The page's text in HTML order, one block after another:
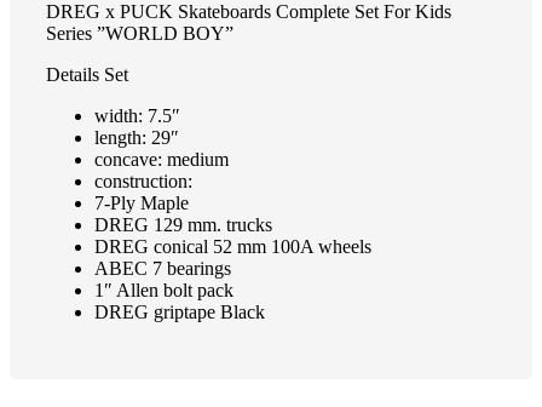
DREG x PUCK Skateboards Complete Set For Kids
Series ”WORLD BOY”
Details Set
width: 7.5″
length: 29″
concave: medium
construction:
7-Ply Maple
DREG 129 mm. trucks
DREG conical 52 mm 100A wheels
ABEC 7 bearings
1″ Allen bolt pack
DREG griptape Black